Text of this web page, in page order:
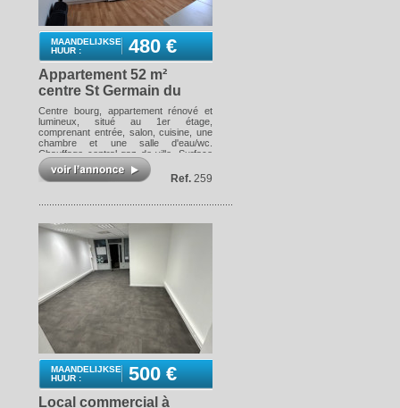
MAANDELIJKSE
HUUR :
480 €
Appartement 52 m²
centre St Germain du
Bois
Centre bourg, appartement rénové et
lumineux, situé au 1er étage,
comprenant entrée, salon, cuisine, une
chambre et une salle d'eau/wc.
Chauffage central gaz de ville. Surface
habitable : 52 m². DISPONIBILITE :
01/06/2026 Les informations sur les
risques auxquels ce bien est exposé
www.georisques.gouv.fr
Ref. 259
MAANDELIJKSE
HUUR :
500 €
Local commercial à